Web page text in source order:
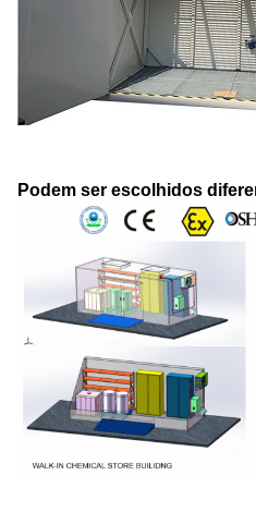
Podem ser escolhidos